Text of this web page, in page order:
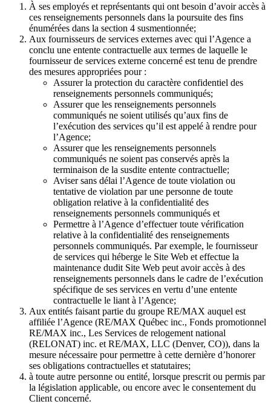
À ses employés et représentants qui ont besoin d’avoir accès à
ces renseignements personnels dans la poursuite des fins
énumérées dans la section 4 susmentionnée;
Aux fournisseurs de services externes avec qui l’Agence a
conclu une entente contractuelle aux termes de laquelle le
fournisseur de services externe concerné est tenu de prendre
des mesures appropriées pour :
Assurer la protection du caractère confidentiel des
renseignements personnels communiqués;
Assurer que les renseignements personnels
communiqués ne soient utilisés qu’aux fins de
l’exécution des services qu’il est appelé à rendre pour
l’Agence;
Assurer que les renseignements personnels
communiqués ne soient pas conservés après la
terminaison de la susdite entente contractuelle;
Aviser sans délai l’Agence de toute violation ou
tentative de violation par une personne de toute
obligation relative à la confidentialité des
renseignements personnels communiqués et
Permettre à l’Agence d’effectuer toute vérification
relative à la confidentialité des renseignements
personnels communiqués. Par exemple, le fournisseur
de services qui héberge le Site Web et effectue la
maintenance dudit Site Web peut avoir accès à des
renseignements personnels dans le cadre de l’exécution
spécifique de ses services en vertu d’une entente
contractuelle le liant à l’Agence;
Aux entités faisant partie du groupe RE/MAX auquel est
affiliée l’Agence (RE/MAX Québec inc., Fonds promotionnel
RE/MAX inc., Les Services de relogement national
(RELONAT) inc. et RE/MAX, LLC (Denver, CO)), dans la
mesure nécessaire pour permettre à cette dernière d’honorer
ses obligations contractuelles et statutaires;
à toute autre personne ou entité, lorsque prescrit ou permis par
la législation applicable, ou encore avec le consentement du
Client concerné.